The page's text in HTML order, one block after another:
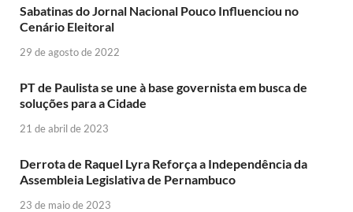
Sabatinas do Jornal Nacional Pouco Influenciou no
Cenário Eleitoral
29 de agosto de 2022
PT de Paulista se une à base governista em busca de
soluções para a Cidade
21 de abril de 2023
Derrota de Raquel Lyra Reforça a Independência da
Assembleia Legislativa de Pernambuco
23 de maio de 2023